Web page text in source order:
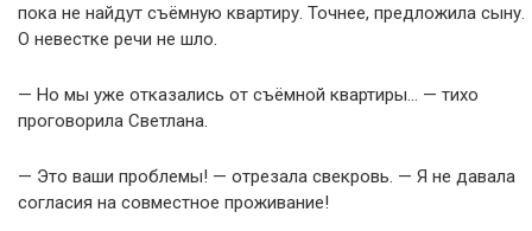
пока не найдут съёмную квартиру. Точнее, предложила сыну.
О невестке речи не шло.
— Но мы уже отказались от съёмной квартиры… — тихо
проговорила Светлана.
— Это ваши проблемы! — отрезала свекровь. — Я не давала
согласия на совместное проживание!